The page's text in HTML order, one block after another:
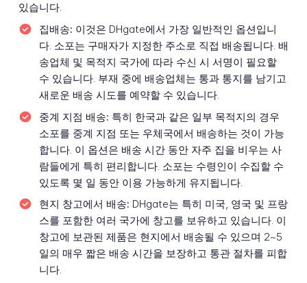
있습니다.
집배송: 이것은 DHgate에서 가장 일반적인 옵션입니
다. 소포는 구매자가 지정한 주소로 직접 배송됩니다. 배
송업체 및 목적지 국가에 따라 수신 시 서명이 필요할
수 있습니다. 부재 중에 배송업체는 통과 통지를 남기고
새로운 배송 시도를 예약할 수 있습니다.
중계 지점 배송: 특히 한국과 같은 일부 목적지의 경우
소포를 중계 지점 또는 우체국에서 배송하는 것이 가능
합니다. 이 옵션은 배송 시간 동안 자주 집을 비우는 사
람들에게 특히 편리합니다. 소포는 수령인이 수집할 수
있도록 몇 일 동안 이용 가능하게 유지됩니다.
현지 창고에서 배송: DHgate는 특히 미국, 영국 및 프랑
스를 포함한 여러 국가에 창고를 보유하고 있습니다. 이
창고에 보관된 제품은 현지에서 배송될 수 있으며 2~5
일의 매우 짧은 배송 시간을 보장하고 통관 절차를 피합
니다.